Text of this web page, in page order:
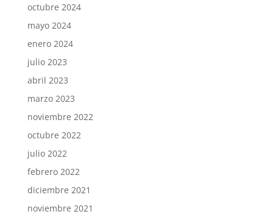
octubre 2024
mayo 2024
enero 2024
julio 2023
abril 2023
marzo 2023
noviembre 2022
octubre 2022
julio 2022
febrero 2022
diciembre 2021
noviembre 2021